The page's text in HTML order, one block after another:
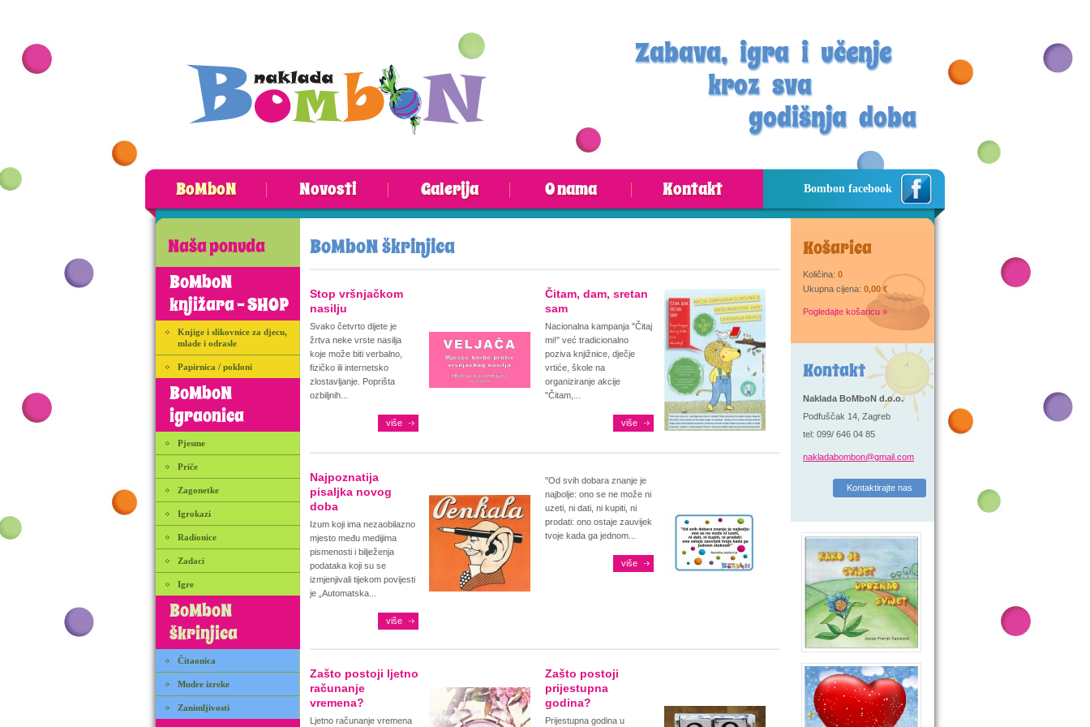
Zabava, igra i učenje
kroz sva
godišnja doba
Bombon facebook
BoMboN Novosti Galerija O nama Kontakt
Naša ponuda
BoMboN
knjižara - SHOP
Knjige i slikovnice za djecu,
mlade i odrasle
Papirnica / pokloni
BoMboN
igraonica
Pjesme
Priče
Zagonetke
Igrokazi
Radionice
Zadaci
Igre
BoMboN
škrinjica
Čitaonica
Mudre izreke
Zanimljivosti
BoMboN škrinjica
Stop vršnjačkom
nasilju
Svako četvrto dijete je
žrtva neke vrste nasilja
koje može biti verbalno,
fizičko ili internetsko
zlostavljanje. Poprišta
ozbiljnih...
više
Čitam, dam, sretan
sam
Nacionalna kampanja "Čitaj
mi!" već tradicionalno
poziva knjižnice, dječje
vrtiće, škole na
organiziranje akcije
"Čitam,...
više
Najpoznatija
pisaljka novog
doba
Izum koji ima nezaobilazno
mjesto među medijima
pismenosti i bilježenja
podataka koji su se
izmjenjivali tijekom povijesti
je „Automatska...
više
''Od svih dobara znanje je
najbolje: ono se ne može ni
uzeti, ni dati, ni kupiti, ni
prodati: ono ostaje zauvijek
tvoje kada ga jednom...
više
Zašto postoji ljetno
računanje
vremena?
Ljetno računanje vremena
Zašto postoji
prijestupna
godina?
Prijestupna godina u
Košarica
Količina: 0
Ukupna cijena: 0,00 €
Pogledajte košaricu »
Kontakt
Naklada BoMboN d.o.o.
Podfuščak 14, Zagreb
tel: 099/ 646 04 85
nakladabombon@gmail.com
Kontaktirajte nas